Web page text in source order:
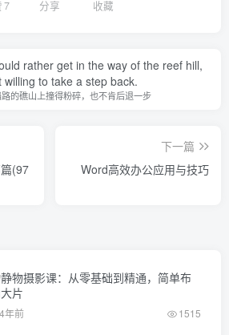
7 分享 收藏
rather get in the way of the reef hill,
willing to take a step back.
的礁山上撞得粉碎，也不肯后退一步
(97
下一篇
Word高效办公应用与技巧
物摄影课：从零基础到精通，简单布
片
4年前 1515